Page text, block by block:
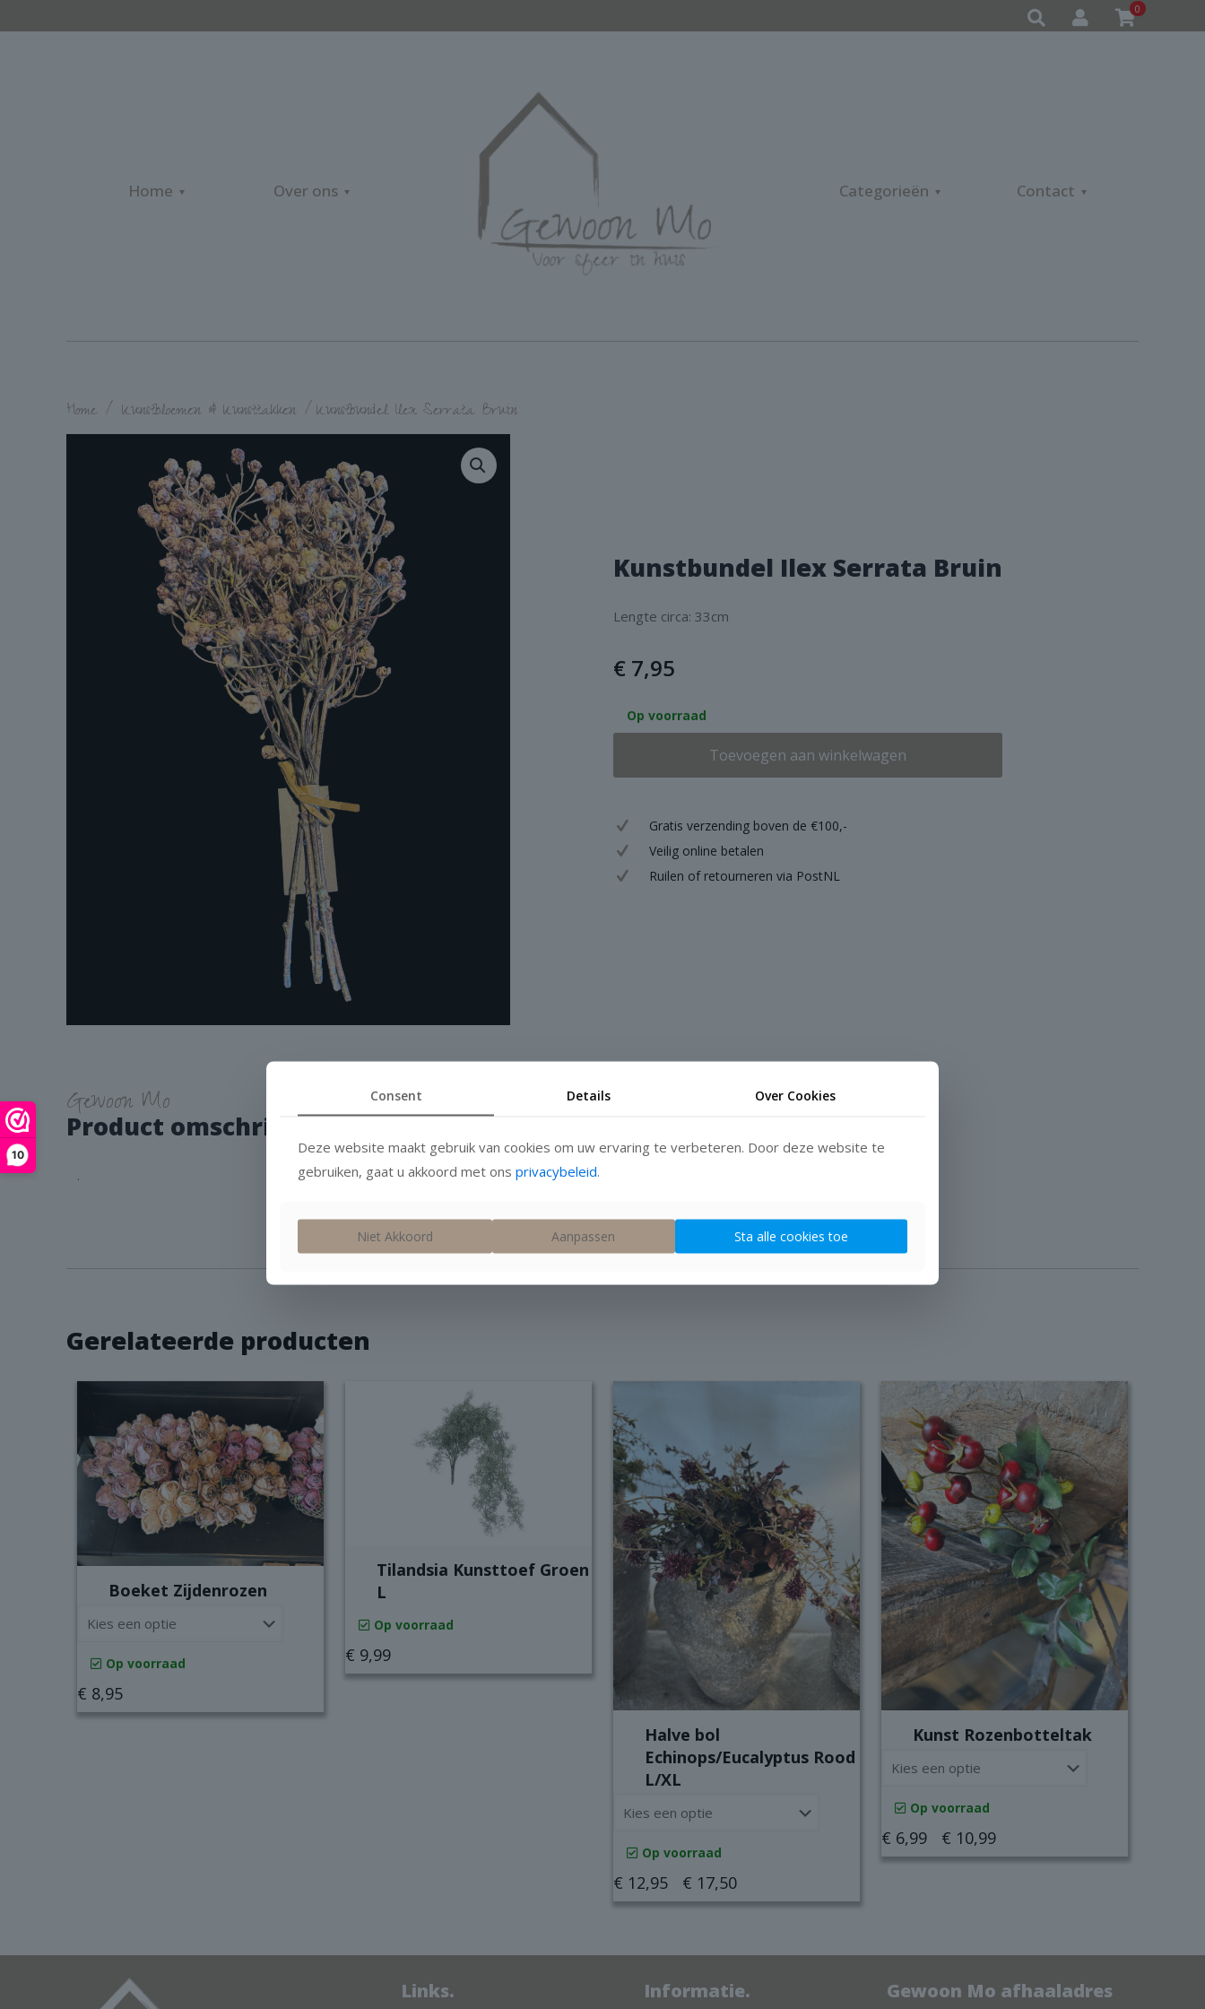
10
0
Home Over ons Categorieën Contact
Home / Kunstbloemen & Kunsttakken /Kunstbundel Ilex Serrata Bruin
Kunstbundel Ilex Serrata Bruin
Lengte circa: 33cm
€ 7,95
Op voorraad
Toevoegen aan winkelwagen
Gratis verzending boven de €100,-
Veilig online betalen
Ruilen of retourneren via PostNL
Gewoon Mo
Product omschrijving
.
Gerelateerde producten
Boeket Zijdenrozen
Op voorraad
€ 8,95
Tilandsia Kunsttoef Groen
L
Op voorraad
€ 9,99
Halve bol
Echinops/Eucalyptus Rood
L/XL
Op voorraad
€ 12,95 € 17,50Prijsklasse:
€ 12,95
€ 17,50
meerdere
Kunst Rozenbotteltak
Op voorraad
€ 6,99 € 10,99Prijsklasse:
€ 6,99
Deze
Links. Informatie. Gewoon Mo afhaaladres
Consent Details Over Cookies
Deze website maakt gebruik van cookies om uw ervaring te verbeteren. Door deze website te
gebruiken, gaat u akkoord met ons privacybeleid.
Niet Akkoord Aanpassen Sta alle cookies toe